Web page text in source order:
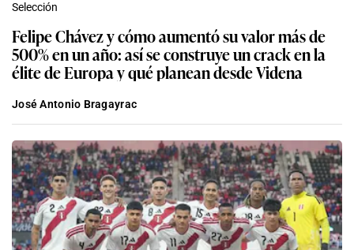
Selección
Felipe Chávez y cómo aumentó su valor más de
500% en un año: así se construye un crack en la
élite de Europa y qué planean desde Videna
José Antonio Bragayrac